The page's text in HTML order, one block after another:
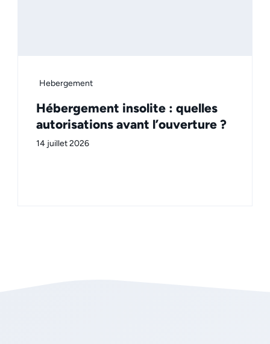
Hebergement
Hébergement insolite : quelles
autorisations avant l’ouverture ?
14 juillet 2026